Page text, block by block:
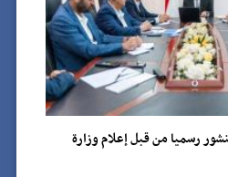
رسميا من قبل إعلام وزارة